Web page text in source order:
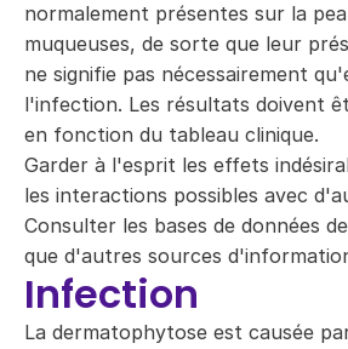
normalement présentes sur la
muqueuses, de sorte que leur
ne signifie pas nécessairement
l'infection. Les résultats doivent
en fonction du tableau clinique.
Garder à l'esprit les effets
les interactions possibles avec
Consulter les bases de données
que d'autres sources
Infection
La dermatophytose est causée